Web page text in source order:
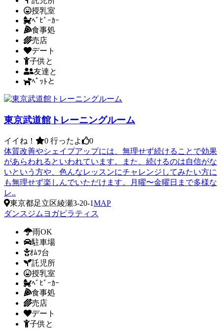
授乳室
ﾍﾞﾋﾞｰｶｰ
食事処
売店
デート
子供と
友達と
ﾍﾟｯﾄと
東京武道館トレーニングルーム
イイね！ 0 行ったよ
0
体質改善やシェイプアップには、無理せず続けることで効果
があらわれるといわれています。また、続けるのは自信がな
いという方や、色んなレッスンにチャレンジしてみたい方に
も無理せず楽しんでいただけます。月曜〜金曜日まで多様な
レ..
東京都足立区綾瀬3-20-1MAP
ダンス ジム ヨガピラティス
雨OK
駐車場
ｵﾑﾂ台
託児所
授乳室
ﾍﾞﾋﾞｰｶｰ
食事処
売店
デート
子供と